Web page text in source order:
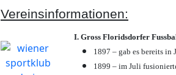
Vereinsinformationen:
I. Gross Floridsdorfer
1897 – gab es bereits in
1899 – im Juli